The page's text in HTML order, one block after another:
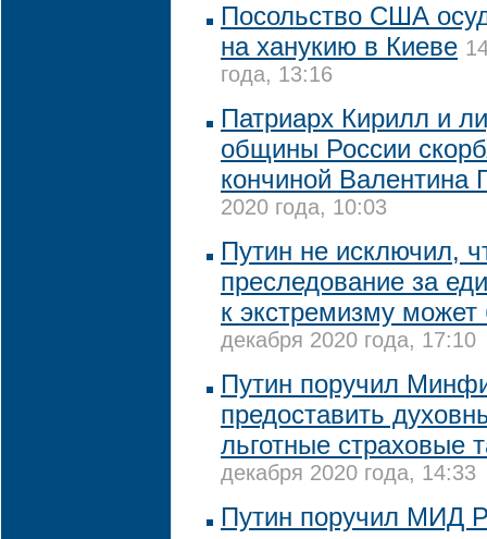
Посольство США
на ханукию в Киеве
года, 13:16
Патриарх Кирилл и
общины России
кончиной Валентина
2020 года, 10:03
Путин не исключил,
преследование за
к экстремизму
декабря 2020 года, 17:10
Путин поручил
предоставить
льготные страховые
декабря 2020 года, 14:33
Путин поручил МИД